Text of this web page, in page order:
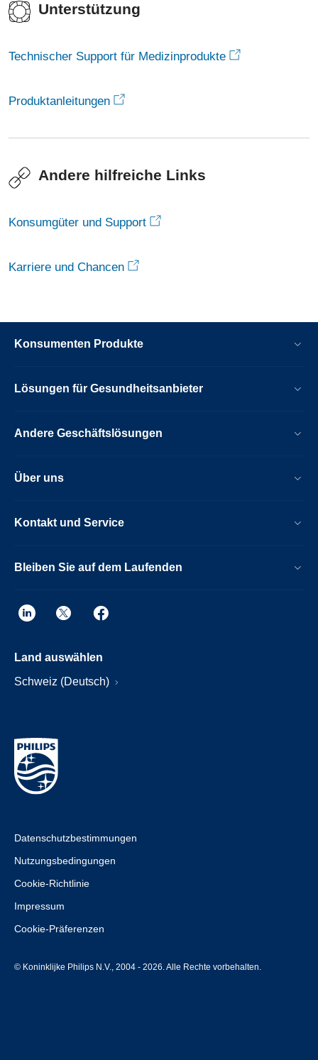
Unterstützung
Technischer Support für Medizinprodukte
Produktanleitungen
Andere hilfreiche Links
Konsumgüter und Support
Karriere und Chancen
Konsumenten Produkte
Lösungen für Gesundheitsanbieter
Andere Geschäftslösungen
Über uns
Kontakt und Service
Bleiben Sie auf dem Laufenden
Land auswählen
Schweiz (Deutsch)
Datenschutzbestimmungen
Nutzungsbedingungen
Cookie-Richtlinie
Impressum
Cookie-Präferenzen
© Koninklijke Philips N.V., 2004 - 2026. Alle Rechte vorbehalten.